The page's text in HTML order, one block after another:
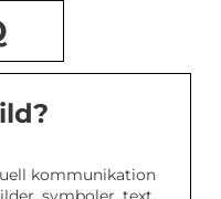
kommunikation